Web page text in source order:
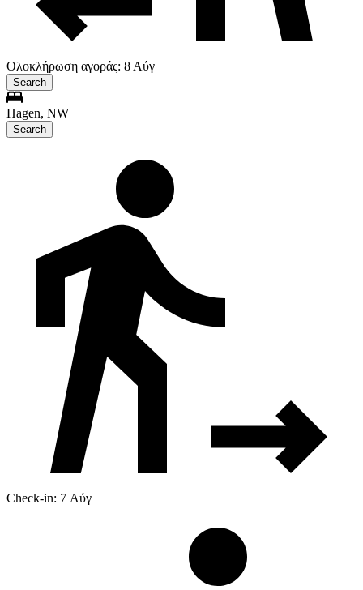
Ολοκλήρωση αγοράς: 8 Αύγ
Search
Hagen, NW
Search
Check-in: 7 Αύγ